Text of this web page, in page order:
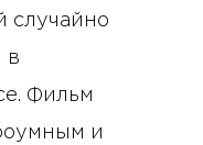
случайно
в
Фильм
и